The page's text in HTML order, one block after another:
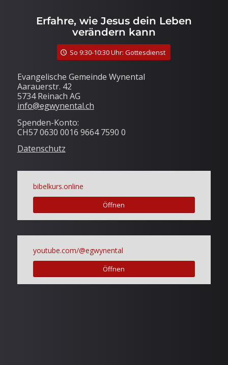
Erfahre, wie Jesus dein Leben
verändern kann
So 9:30-10:30 Uhr: Gottesdienst
Evangelische Gemeinde Wynental
Aarauerstr. 42
5734 Reinach AG
info@egwynental.ch
Spenden-Konto:
CH57 0630 0016 9664 7590 0
Datenschutz
bibelkurs.online
Öffnen
youtube.com/@egwynental
Öffnen